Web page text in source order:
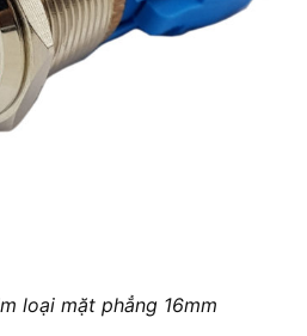
loại mặt phẳng 16mm